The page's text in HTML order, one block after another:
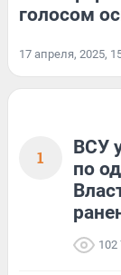
голосом
17 апреля, 2025,
1
ВСУ
по
102